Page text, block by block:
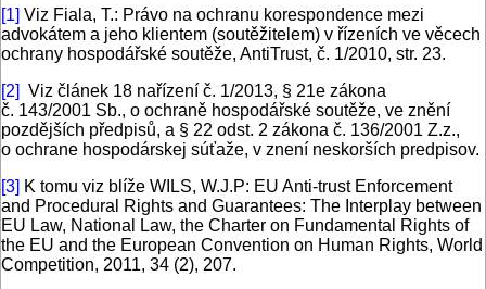
[1] Viz Fiala, T.: Právo na ochranu korespondence mezi
advokátem a jeho klientem (soutěžitelem) v řízeních ve věcech
ochrany hospodářské soutěže, AntiTrust, č. 1/2010, str. 23.
[2] Viz článek 18 nařízení č. 1/2013, § 21e zákona
č. 143/2001 Sb., o ochraně hospodářské soutěže, ve znění
pozdějších předpisů, a § 22 odst. 2 zákona č. 136/2001 Z.z.,
o ochrane hospodárskej súťaže, v znení neskorších predpisov.
[3] K tomu viz blíže WILS, W.J.P: EU Anti-trust Enforcement
and Procedural Rights and Guarantees: The Interplay between
EU Law, National Law, the Charter on Fundamental Rights of
the EU and the European Convention on Human Rights, World
Competition, 2011, 34 (2), 207.